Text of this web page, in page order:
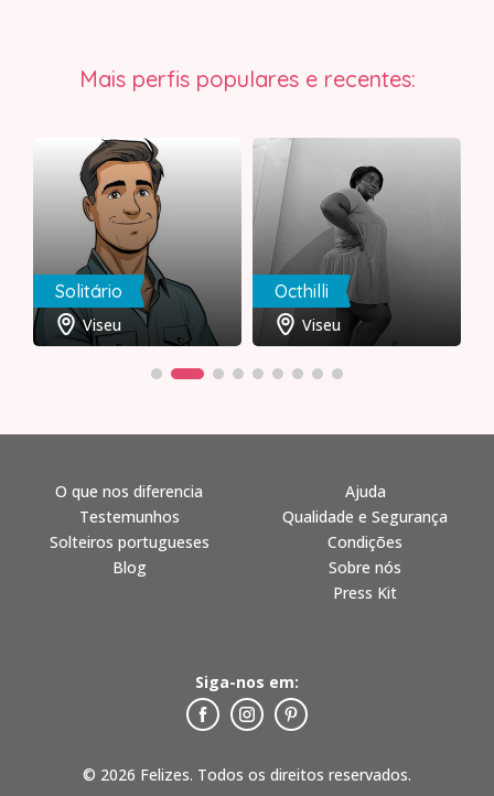
Mais perfis populares e recentes:
Solitário
Viseu
Octhilli
Viseu
© 2026 Felizes. Todos os direitos reservados.
O que nos diferencia
Testemunhos
Solteiros portugueses
Blog
Ajuda
Qualidade e Segurança
Condições
Sobre nós
Press Kit
Siga-nos em: